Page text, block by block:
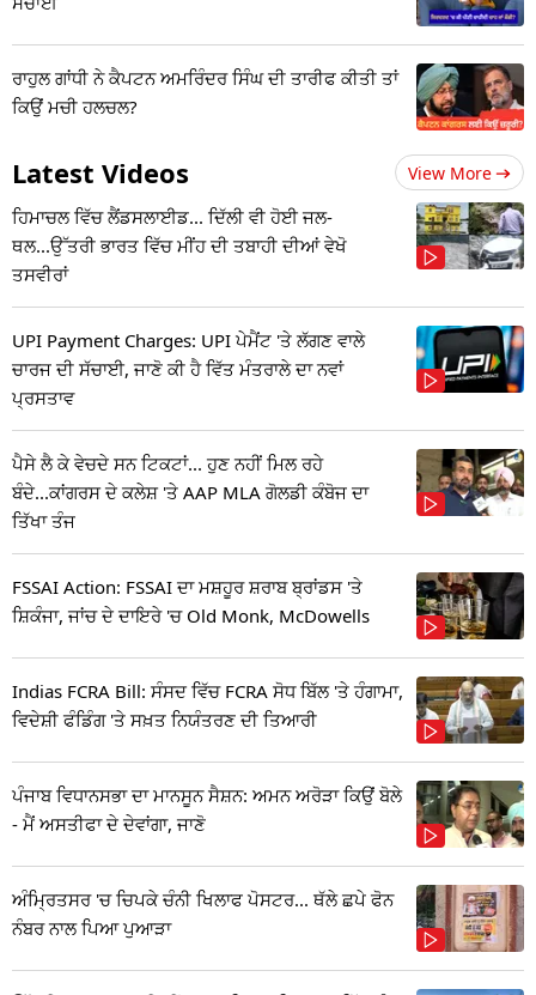
ਰਾਹੁਲ ਗਾਂਧੀ ਨੇ ਕੈਪਟਨ ਅਮਰਿੰਦਰ ਸਿੰਘ ਦੀ ਤਾਰੀਫ ਕੀਤੀ ਤਾਂ
ਕਿਉਂ ਮਚੀ ਹਲਚਲ?
Latest Videos View More
ਹਿਮਾਚਲ ਵਿੱਚ ਲੈਂਡਸਲਾਈਡ... ਦਿੱਲੀ ਵੀ ਹੋਈ ਜਲ-
ਥਲ...ਉੱਤਰੀ ਭਾਰਤ ਵਿੱਚ ਮੀਂਹ ਦੀ ਤਬਾਹੀ ਦੀਆਂ ਵੇਖੋ
ਤਸਵੀਰਾਂ
UPI Payment Charges: UPI ਪੇਮੈਂਟ 'ਤੇ ਲੱਗਣ ਵਾਲੇ
ਚਾਰਜ ਦੀ ਸੱਚਾਈ, ਜਾਣੋ ਕੀ ਹੈ ਵਿੱਤ ਮੰਤਰਾਲੇ ਦਾ ਨਵਾਂ
ਪ੍ਰਸਤਾਵ
ਪੈਸੇ ਲੈ ਕੇ ਵੇਚਦੇ ਸਨ ਟਿਕਟਾਂ... ਹੁਣ ਨਹੀਂ ਮਿਲ ਰਹੇ
ਬੰਦੇ...ਕਾਂਗਰਸ ਦੇ ਕਲੇਸ਼ 'ਤੇ AAP MLA ਗੋਲਡੀ ਕੰਬੋਜ ਦਾ
ਤਿੱਖਾ ਤੰਜ
FSSAI Action: FSSAI ਦਾ ਮਸ਼ਹੂਰ ਸ਼ਰਾਬ ਬ੍ਰਾਂਡਸ 'ਤੇ
ਸ਼ਿਕੰਜਾ, ਜਾਂਚ ਦੇ ਦਾਇਰੇ 'ਚ Old Monk, McDowells
Indias FCRA Bill: ਸੰਸਦ ਵਿੱਚ FCRA ਸੋਧ ਬਿੱਲ 'ਤੇ ਹੰਗਾਮਾ,
ਵਿਦੇਸ਼ੀ ਫੰਡਿੰਗ 'ਤੇ ਸਖ਼ਤ ਨਿਯੰਤਰਣ ਦੀ ਤਿਆਰੀ
ਪੰਜਾਬ ਵਿਧਾਨਸਭਾ ਦਾ ਮਾਨਸੂਨ ਸੈਸ਼ਨ: ਅਮਨ ਅਰੋੜਾ ਕਿਉਂ ਬੋਲੇ
- ਮੈਂ ਅਸਤੀਫਾ ਦੇ ਦੇਵਾਂਗਾ, ਜਾਣੋ
ਅੰਮ੍ਰਿਤਸਰ 'ਚ ਚਿਪਕੇ ਚੰਨੀ ਖਿਲਾਫ ਪੋਸਟਰ... ਥੱਲੇ ਛਪੇ ਫੋਨ
ਨੰਬਰ ਨਾਲ ਪਿਆ ਪੁਆੜਾ